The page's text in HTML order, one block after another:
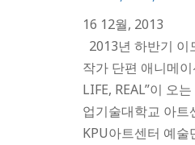
16 12월, 2013
2013년 하반기 이
작가 단편 애니메
LIFE, REAL”이 오
업기술대학교 아트
KPU아트센터 예